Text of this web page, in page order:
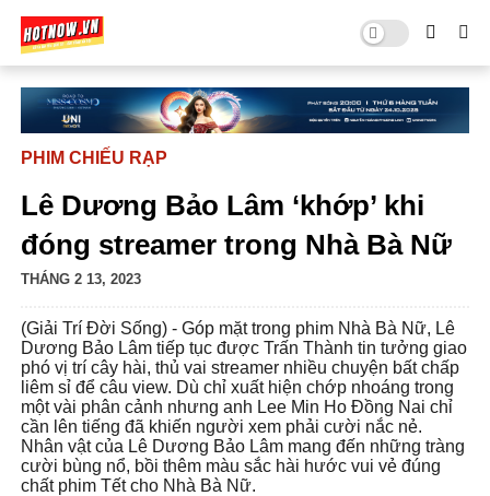
PHIM CHIẾU RẠP
Lê Dương Bảo Lâm ‘khớp’ khi
đóng streamer trong Nhà Bà Nữ
THÁNG 2 13, 2023
(Giải Trí Đời Sống) - Góp mặt trong phim Nhà Bà Nữ, Lê
Dương Bảo Lâm tiếp tục được Trấn Thành tin tưởng giao
phó vị trí cây hài, thủ vai streamer nhiều chuyện bất chấp
liêm sỉ để câu view. Dù chỉ xuất hiện chớp nhoáng trong
một vài phân cảnh nhưng anh Lee Min Ho Đồng Nai chỉ
cần lên tiếng đã khiến người xem phải cười nắc nẻ.
Nhân vật của Lê Dương Bảo Lâm mang đến những tràng
cười bùng nổ, bồi thêm màu sắc hài hước vui vẻ đúng
chất phim Tết cho Nhà Bà Nữ.